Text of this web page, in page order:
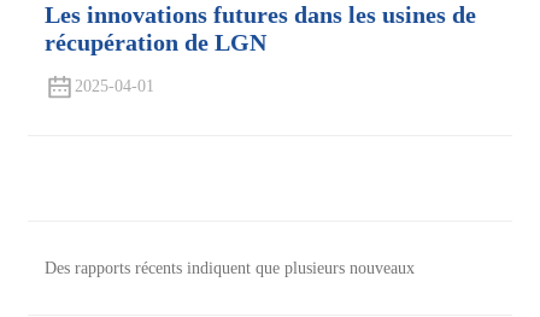
Les innovations futures dans les usines de
récupération de LGN
2025-04-01
Des rapports récents indiquent que plusieurs nouveaux